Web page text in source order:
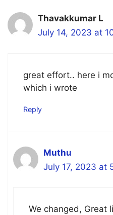
Thavakkumar L
July 14, 2023 at
great effort.. here i
which i wrote
Reply
Muthu
July 17, 2023 at
We changed, Great